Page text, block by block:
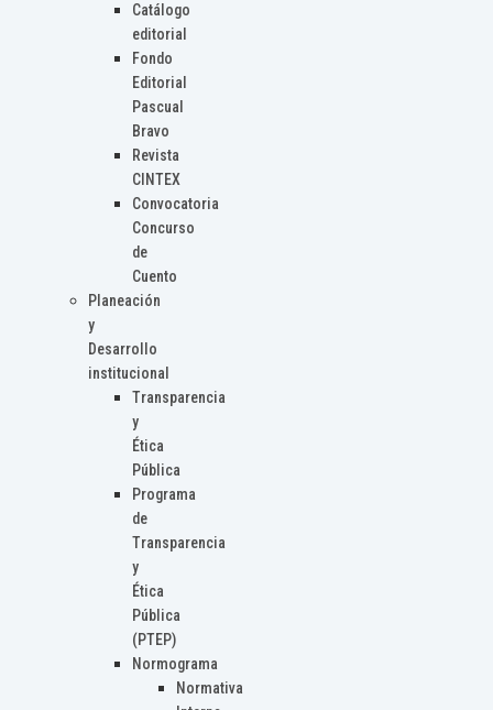
Catálogo
editorial
Fondo
Editorial
Pascual
Bravo
Revista
CINTEX
Convocatoria
Concurso
de
Cuento
Planeación
y
Desarrollo
institucional
Transparencia
y
Ética
Pública
Programa
de
Transparencia
y
Ética
Pública
(PTEP)
Normograma
Normativa